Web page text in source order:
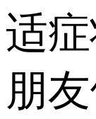
适
朋